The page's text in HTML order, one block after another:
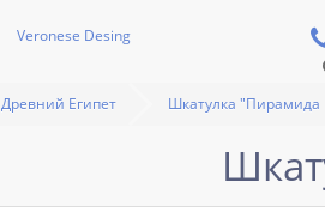
Древний Египет
Шкатулка "Пирамида